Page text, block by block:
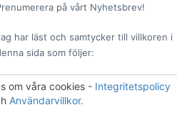
på vårt Nyhetsbrev!
har läst och samtycker till villkoren i
sida som följer:
om våra cookies - Integritetspolicy
Användarvillkor.